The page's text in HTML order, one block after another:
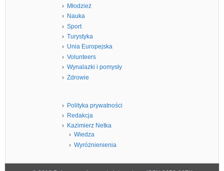
Młodzież
Nauka
Sport
Turystyka
Unia Europejska
Volunteers
Wynalazki i pomysły
Zdrowie
Polityka prywatności
Redakcja
Kazimierz Netka
Wiedza
Wyróżnienienia